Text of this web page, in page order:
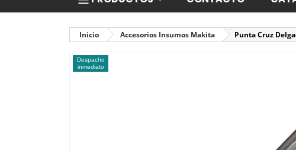
Inicio Accesorios Insumos Makita Punta Cruz
Despacho
inmediato